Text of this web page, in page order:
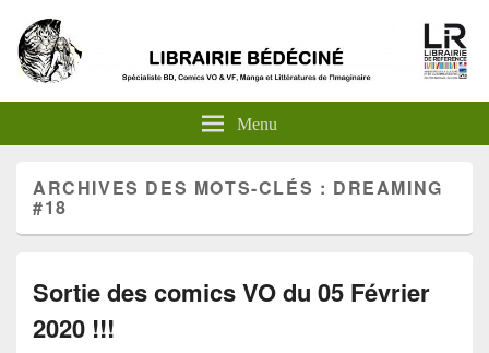
Menu
ARCHIVES DES MOTS-CLÉS : DREAMING
#18
Sortie des comics VO du 05 Février
2020 !!!